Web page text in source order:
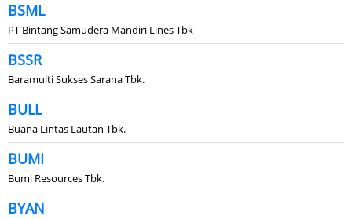
BSML
PT Bintang Samudera Mandiri Lines Tbk
BSSR
Baramulti Sukses Sarana Tbk.
BULL
Buana Lintas Lautan Tbk.
BUMI
Bumi Resources Tbk.
BYAN